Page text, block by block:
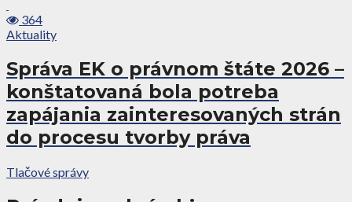
364
Aktuality
Správa EK o právnom štáte 2026 –
konštatovaná bola potreba
zapájania zainteresovaných strán
do procesu tvorby práva
Tlačové správy